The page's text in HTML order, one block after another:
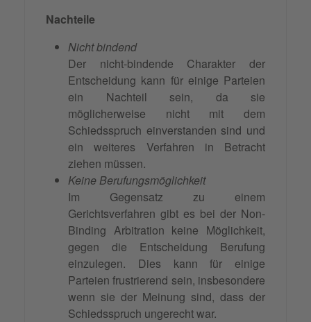
Nachteile
Nicht bindend
Der nicht-bindende Charakter der
Entscheidung kann für einige Parteien
ein Nachteil sein, da sie
möglicherweise nicht mit dem
Schiedsspruch einverstanden sind und
ein weiteres Verfahren in Betracht
ziehen müssen.
Keine Berufungsmöglichkeit
Im Gegensatz zu einem
Gerichtsverfahren gibt es bei der Non-
Binding Arbitration keine Möglichkeit,
gegen die Entscheidung Berufung
einzulegen. Dies kann für einige
Parteien frustrierend sein, insbesondere
wenn sie der Meinung sind, dass der
Schiedsspruch ungerecht war.